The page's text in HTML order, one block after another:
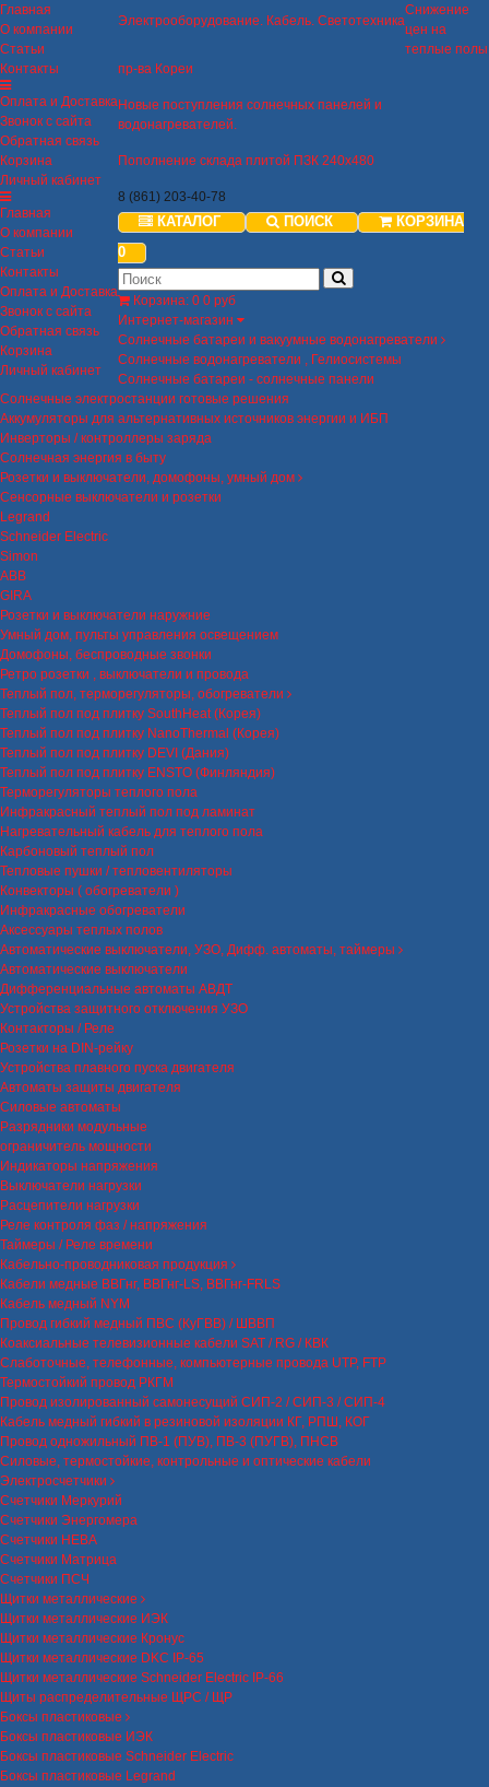
Главная
О компании
Статьи
Контакты
Оплата и Доставка
Звонок с сайта
Обратная связь
Корзина
Личный кабинет
Главная
О компании
Статьи
Контакты
Оплата и Доставка
Звонок с сайта
Обратная связь
Корзина
Личный кабинет
Электрооборудование. Кабель. Светотехника
Снижение
цен на
теплые полы
пр-ва Кореи
Новые поступления солнечных панелей и
водонагревателей.
Пополнение склада плитой ПЗК 240х480
8 (861) 203-40-78
КАТАЛОГ ПОИСК
КОРЗИНА
0
Корзина: 0 0 руб
Интернет-магазин
Солнечные батареи и вакуумные водонагреватели
Солнечные водонагреватели , Гелиосистемы
Солнечные батареи - солнечные панели
Солнечные электростанции готовые решения
Аккумуляторы для альтернативных источников энергии и ИБП
Инверторы / контроллеры заряда
Солнечная энергия в быту
Розетки и выключатели, домофоны, умный дом
Сенсорные выключатели и розетки
Legrand
Schneider Electric
Simon
ABB
GIRA
Розетки и выключатели наружние
Умный дом, пульты управления освещением
Домофоны, беспроводные звонки
Ретро розетки , выключатели и провода
Теплый пол, терморегуляторы, обогреватели
Теплый пол под плитку SouthHeat (Корея)
Теплый пол под плитку NanoThermal (Корея)
Теплый пол под плитку DEVI (Дания)
Теплый пол под плитку ENSTO (Финляндия)
Терморегуляторы теплого пола
Инфракрасный теплый пол под ламинат
Нагревательный кабель для теплого пола
Карбоновый теплый пол
Тепловые пушки / тепловентиляторы
Конвекторы ( обогреватели )
Инфракрасные обогреватели
Аксессуары теплых полов
Автоматические выключатели, УЗО, Дифф. автоматы, таймеры
Автоматические выключатели
Дифференциальные автоматы АВДТ
Устройства защитного отключения УЗО
Контакторы / Реле
Розетки на DIN-рейку
Устройства плавного пуска двигателя
Автоматы защиты двигателя
Силовые автоматы
Разрядники модульные
ограничитель мощности
Индикаторы напряжения
Выключатели нагрузки
Расцепители нагрузки
Реле контроля фаз / напряжения
Таймеры / Реле времени
Кабельно-проводниковая продукция
Кабели медные ВВГнг, ВВГнг-LS, ВВГнг-FRLS
Кабель медный NYM
Провод гибкий медный ПВС (КуГВВ) / ШВВП
Коаксиальные телевизионные кабели SAT / RG / КВК
Слаботочные, телефонные, компьютерные провода UTP, FTP
Термостойкий провод РКГМ
Провод изолированный самонесущий СИП-2 / СИП-3 / СИП-4
Кабель медный гибкий в резиновой изоляции КГ, РПШ, КОГ
Провод одножильный ПВ-1 (ПУВ), ПВ-3 (ПУГВ), ПНСВ
Силовые, термостойкие, контрольные и оптические кабели
Электросчетчики
Счетчики Меркурий
Счетчики Энергомера
Счетчики НЕВА
Счетчики Матрица
Счетчики ПСЧ
Щитки металлические
Щитки металлические ИЭК
Щитки металлические Кронус
Щитки металлические DKC IP-65
Щитки металлические Schneider Electric IP-66
Щиты распределительные ЩРС / ЩР
Боксы пластиковые
Боксы пластиковые ИЭК
Боксы пластиковые Schneider Electric
Боксы пластиковые Legrand